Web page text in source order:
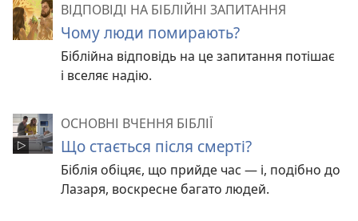
ВІДПОВІДІ НА БІБЛІЙНІ ЗАПИТАННЯ
Чому люди помирають?
Біблійна відповідь на це запитання потішає
і вселяє надію.
ОСНОВНІ ВЧЕННЯ БІБЛІЇ
Що стається після смерті?
Біблія обіцяє, що прийде час — і, подібно до
Лазаря, воскресне багато людей.